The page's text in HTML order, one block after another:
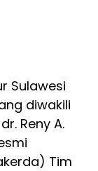
Sulawesi
diwakili
Reny A.
Tim